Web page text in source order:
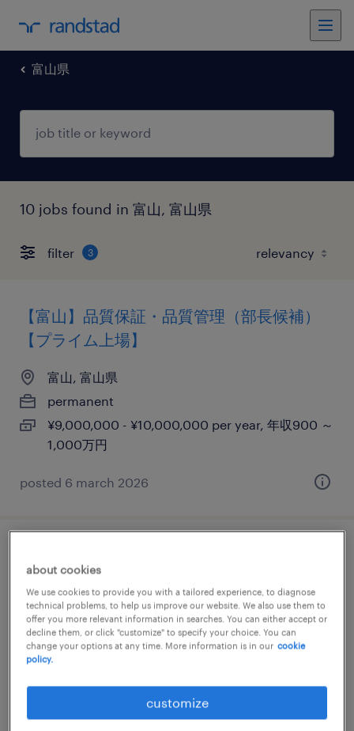
富山県
10 jobs found in 富山, 富山県
filter 3
【富山】品質保証・品質管理（部長候補）
【プライム上場】
富山, 富山県
permanent
¥9,000,000 - ¥10,000,000 per year, 年収900 ～
1,000万円
posted 6 march 2026
業務・技術サポート業務（正社員）（富山
県）
富山, 富山県
permanent
¥3,500,000 per year, 年収350万円 ～
about cookies
We use cookies to provide you with a tailored experience, to diagnose
technical problems, to help us improve our website. We also use them to
offer you more relevant information in searches. You can either accept or
decline them, or click "customize" to specify your choice. You can
change your options at any time. More information is in our cookie
policy.
customize